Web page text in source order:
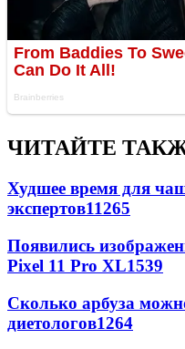
ЧИТАЙТЕ
Худшее время для
экспертов11265
Появились
Pixel 11 Pro XL1539
Сколько арбуза
диетологов1264